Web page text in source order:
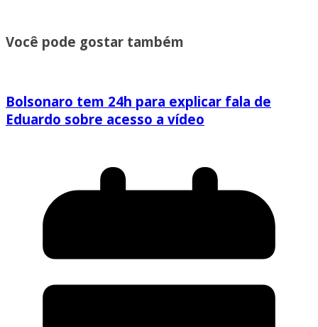
Você pode gostar também
Bolsonaro tem 24h para explicar fala de
Eduardo sobre acesso a vídeo